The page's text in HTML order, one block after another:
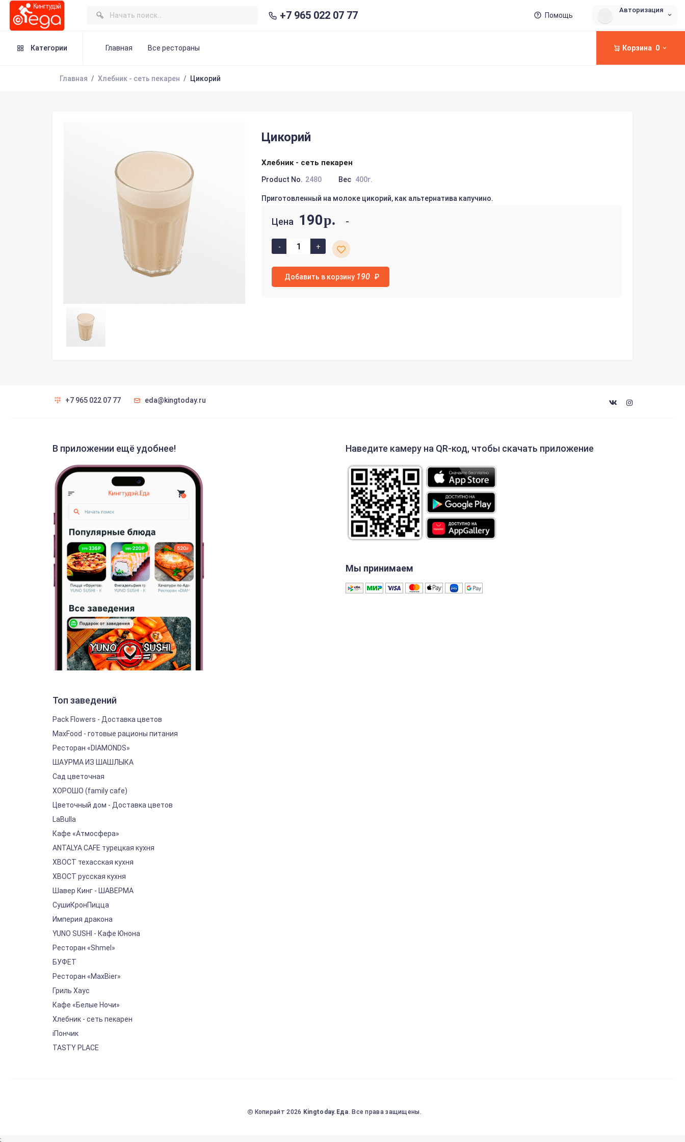
+7 965 022 07 77 Помощь
Авторизация
Категории Главная Все рестораны Корзина 0
Главная Хлебник - сеть пекарен Цикорий
Цикорий
Хлебник - сеть пекарен
Product No. 2480 Вес 400г.
Приготовленный на молоке цикорий, как альтернатива капучино.
Цена 190р.
Добавить в корзину 190 ₽
+7 965 022 07 77 eda@kingtoday.ru
В приложении ещё удобнее! Наведите камеру на QR-код, чтобы скачать приложение
Мы принимаем
Топ заведений
Pack Flowers - Доставка цветов
MaxFood - готовые рационы питания
Ресторан «DIAMONDS»
ШАУРМА ИЗ ШАШЛЫКА
Сад цветочная
ХОРОШО (family cafe)
Цветочный дом - Доставка цветов
LaBulla
Кафе «Атмосфера»
ANTALYA CAFE турецкая кухня
ХВОСТ техасская кухня
ХВОСТ русская кухня
Шавер Кинг - ШАВЕРМА
СушиКронПицца
Империя дракона
YUNO SUSHI - Кафе Юнона
Ресторан «Shmel»
БУФЕТ
Ресторан «MaxBier»
Гриль Хаус
Кафе «Белые Ночи»
Хлебник - сеть пекарен
iПончик
TASTY PLACE
Копирайт 2026 Kingtoday.Еда. Все права защищены.
;